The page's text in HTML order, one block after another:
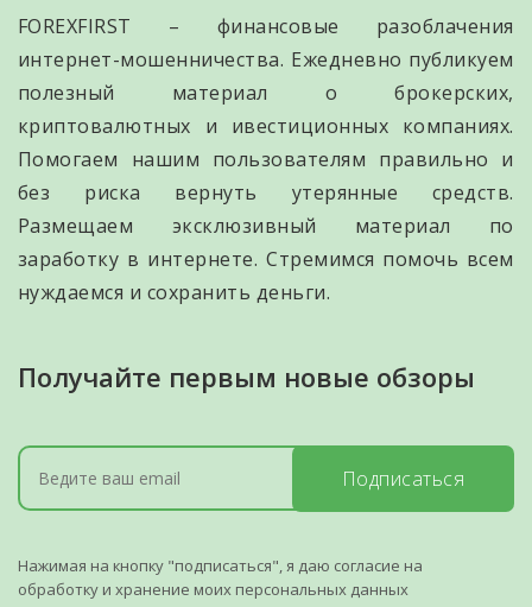
FOREXFIRST – финансовые разоблачения
интернет-мошенничества. Ежедневно публикуем
полезный материал о брокерских,
криптовалютных и ивестиционных компаниях.
Помогаем нашим пользователям правильно и
без риска вернуть утерянные средств.
Размещаем эксклюзивный материал по
заработку в интернете. Стремимся помочь всем
нуждаемся и сохранить деньги.
Получайте первым новые обзоры
Подписаться
Нажимая на кнопку "подписаться", я даю согласие на
обработку и хранение моих персональных данных